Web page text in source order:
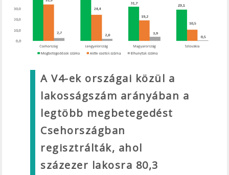
A V4-ek országai közül a
lakosságszám arányában a
legtöbb megbetegedést
Csehországban
regisztrálták, ahol
százezer lakosra 80,3